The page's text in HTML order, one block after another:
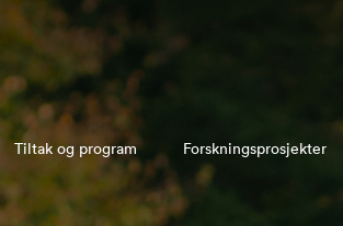
Tiltak og program Forskningsprosjekter